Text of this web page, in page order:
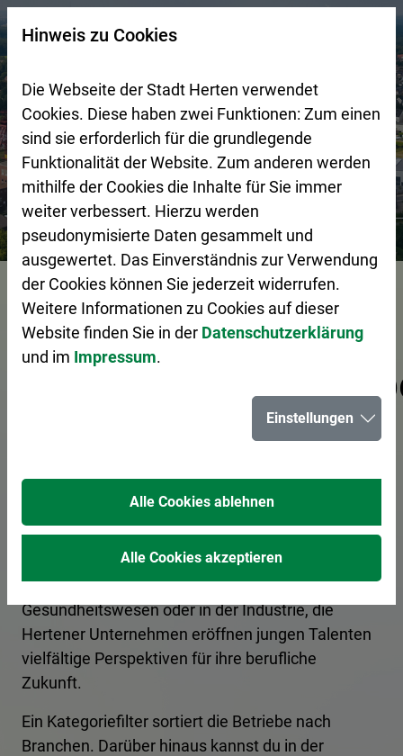
Zur Startseite (Schnelltaste 0)
Zum Seitenanfang springen (Schnelltaste A)
Zur Navigation/Menü springen (Schnelltaste M)
Zur Suche springen (Schnelltaste 8)
Zum Inhalt springen (Schnelltaste I)
Zum Fußbereich springen (Schnelltaste Z)
Stadtgestaltung Wirtschaftsförderung Tag der
Vorlesen
In Herten bieten zahlreiche Unternehmen
spannende Ausbildungsplätze und
Praktikumsmöglichkeiten für angehende
Fachkräfte an. Ob im Handwerk, im
Gesundheitswesen oder in der Industrie, die
Hertener Unternehmen eröffnen jungen Talenten
vielfältige Perspektiven für ihre berufliche
Zukunft.
Ein Kategoriefilter sortiert die Betriebe nach
Branchen. Darüber hinaus kannst du in der
Suchseite mit Schnellsuche
Hinweis zu Cookies
Die Webseite der Stadt Herten verwendet
Cookies. Diese haben zwei Funktionen: Zum einen
sind sie erforderlich für die grundlegende
Funktionalität der Website. Zum anderen werden
mithilfe der Cookies die Inhalte für Sie immer
weiter verbessert. Hierzu werden
pseudonymisierte Daten gesammelt und
ausgewertet. Das Einverständnis zur Verwendung
der Cookies können Sie jederzeit widerrufen.
Weitere Informationen zu Cookies auf dieser
Website finden Sie in der Datenschutzerklärung
und im Impressum.
Einstellungen
Alle Cookies ablehnen
Alle Cookies akzeptieren